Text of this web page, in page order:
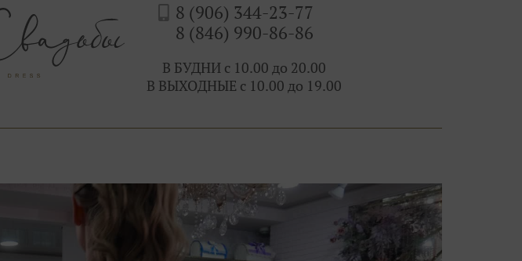
8 (906) 344-23-77
8 (846) 990-86-86
В БУДНИ с 10.00 до 20.00
В ВЫХОДНЫЕ с 10.00 до 19.00